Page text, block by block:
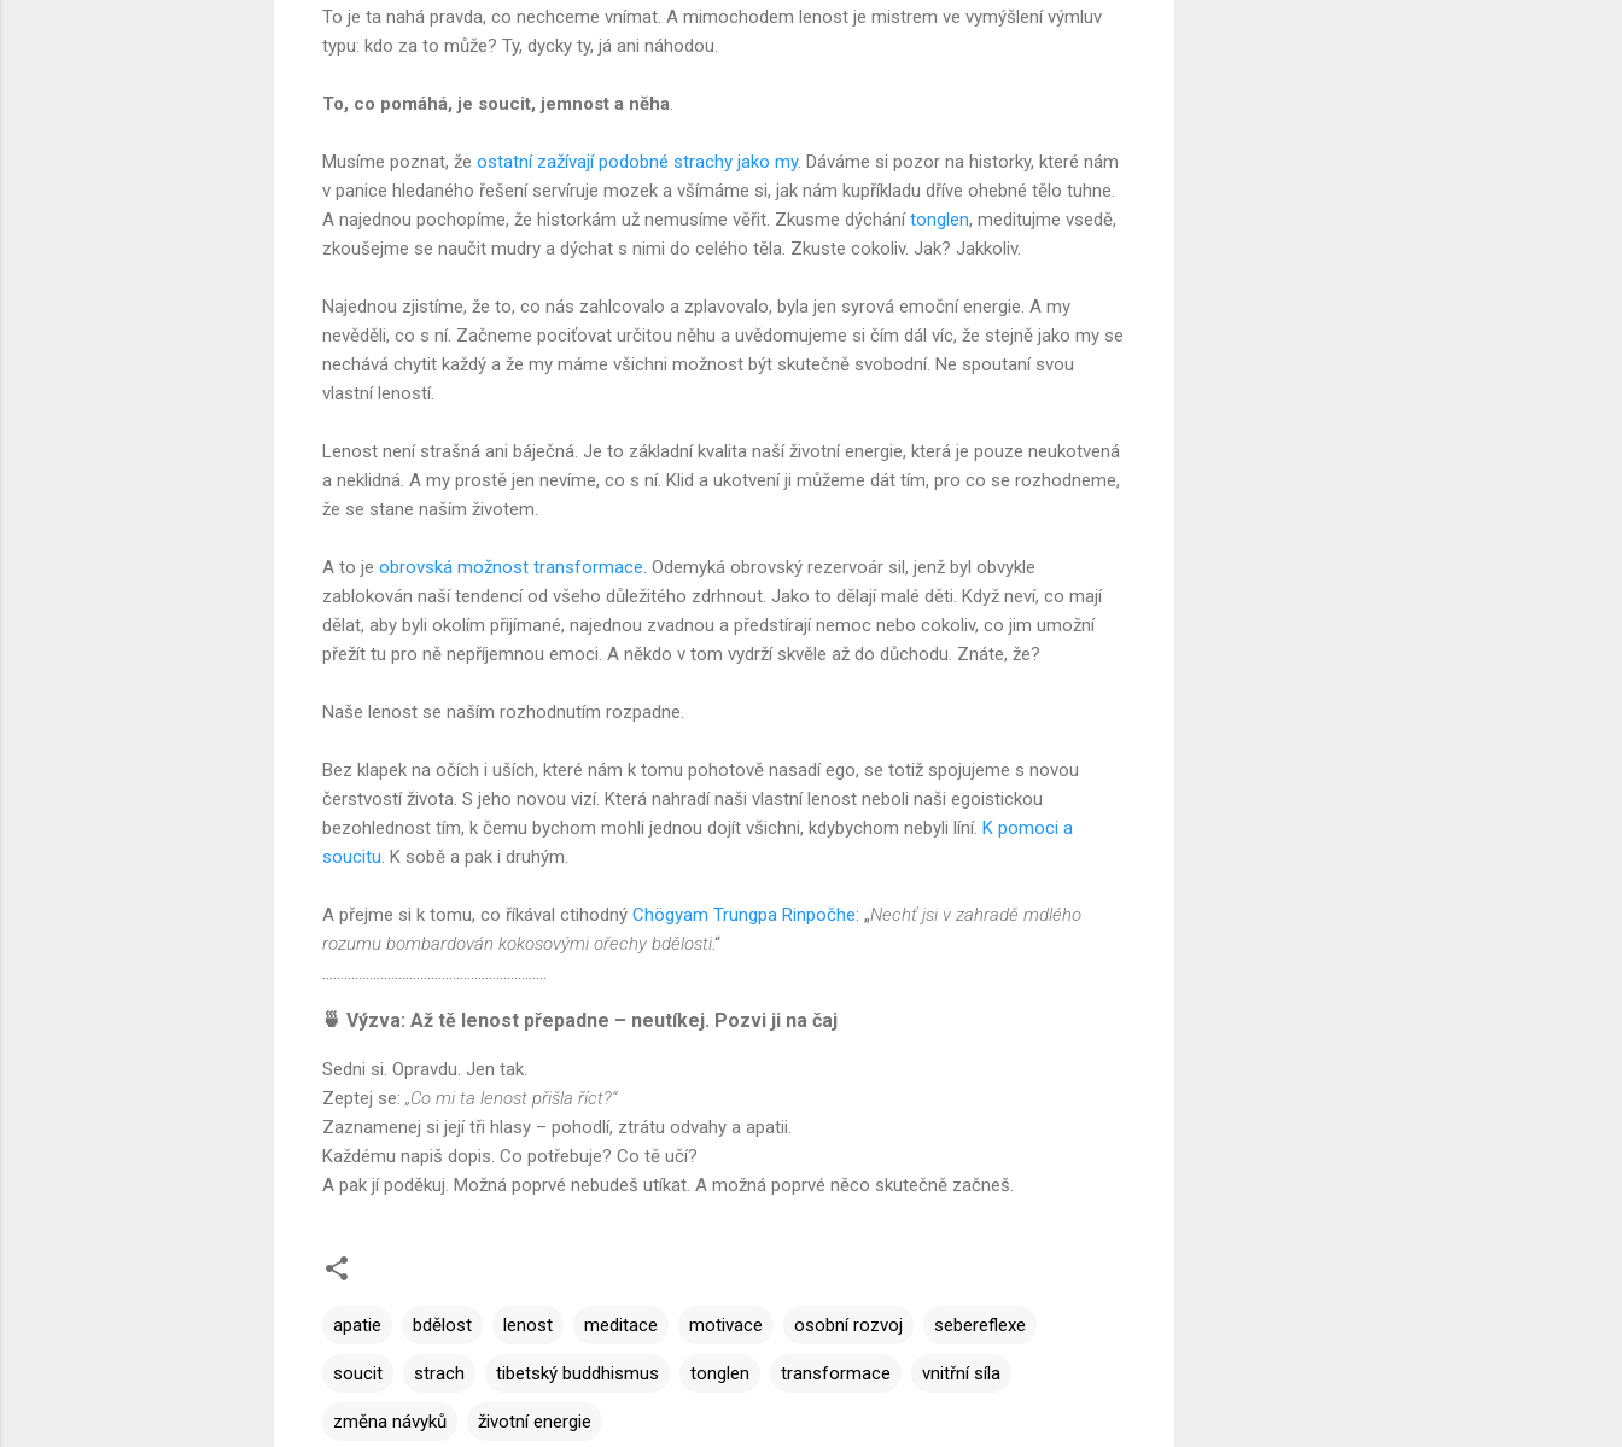
To je ta nahá pravda, co nechceme vnímat. A mimochodem lenost je mistrem ve vymýšlení výmluv
typu: kdo za to může? Ty, dycky ty, já ani náhodou.
To, co pomáhá, je soucit, jemnost a něha
Musíme poznat, že ostatní zažívají podobné strachy jako my. Dáváme si pozor na historky, které nám
v panice hledaného řešení servíruje mozek a všímáme si, jak nám kupříkladu dříve ohebné tělo tuhne.
A najednou pochopíme, že historkám už nemusíme věřit. Zkusme dýchánítonglen, meditujme vsedě,
zkoušejme se naučit mudry a dýchat s nimi do celého těla. Zkuste cokoliv. Jak? Jakkoliv.
Najednou zjistíme, že to, co nás zahlcovalo a zplavovalo, byla jen syrová emoční energie. A my
nevěděli, co s ní. Začneme pociťovat určitou něhu a uvědomujeme si čím dál víc, že stejně jako my se
nechává chytit každý a že my máme všichni možnost být skutečně svobodní. Ne spoutaní svou
vlastní leností.
Lenost není strašná ani báječná. Je to základní kvalita naší životní energie, která je pouze neukotvená
a neklidná. A my prostě jen nevíme, co s ní. Klid a ukotvení ji můžeme dát tím, pro co se rozhodneme,
že se stane naším životem.
A to je obrovská možnost transformace . Odemyká obrovský rezervoár sil, jenž byl obvykle
zablokován naší tendencí od všeho důležitého zdrhnout. Jako to dělají malé děti. Když neví, co mají
dělat, aby byli okolím přijímané, najednou zvadnou a předstírají nemoc nebo cokoliv, co jim umožní
přežít tu pro ně nepříjemnou emoci. A někdo v tom vydrží skvěle až do důchodu. Znáte, že?
Naše lenost se naším rozhodnutím rozpadne.
Bez klapek na očích i uších, které nám k tomu pohotově nasadí ego, se totiž spojujeme s novou
čerstvostí života. S jeho novou vizí. Která nahradí naši vlastní lenost neboli naši egoistickou
bezohlednost tím, k čemu bychom mohli jednou dojít všichni, kdybychom nebyli líní. K pomoci a
soucitu . K sobě a pak i druhým.
A přejme si k tomu, co říkával ctihodný Chögyam Trungpa Rinpočhe: „Nechť jsi v zahradě mdlého
rozumu bombardován kokosovými ořechy bdělosti.“
🍵 Výzva: Až tě lenost přepadne – neutíkej. Pozvi ji na čaj
Sedni si. Opravdu. Jen tak.
Zeptej se: „Co mi ta lenost přišla říct?“
Zaznamenej si její tři hlasy – pohodlí, ztrátu odvahy a apatii.
Každému napiš dopis. Co potřebuje? Co tě učí?
A pak jí poděkuj. Možná poprvé nebudeš utíkat. A možná poprvé něco skutečně začneš.
apatie bdělost lenost meditace motivace osobní rozvoj sebereflexe
soucit strach tibetský buddhismus tonglen transformace vnitřní síla
změna návyků životní energie